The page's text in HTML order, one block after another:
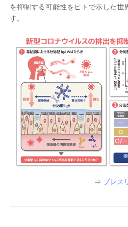
を抑制する可能性をヒトで示した世
す。
⇒ プレス